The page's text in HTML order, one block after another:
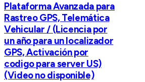
Plataforma Avanzada para
Rastreo GPS, Telemática
Vehicular / (Licencia por
un año para un localizador
GPS, Activación por
codigo para server US)
(Video no disponible)